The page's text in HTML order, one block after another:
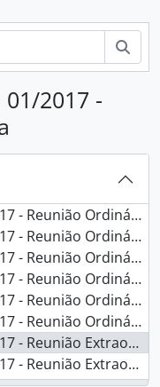
01/2017 -
de Avaliação Local
Porto Alegre
Reunião Ordinária
- Reunião Ordinária
- Reunião Ordinária
- Reunião Ordinária
- Reunião Ordinária
- Reunião Ordinária
- Reunião Ordinária
- Reunião Ordinária
- Reunião Ordinária
- Reunião Ordinária
Extraordinária
Extraordinária